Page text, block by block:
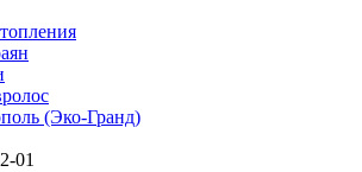
(Эко-Гранд)
01